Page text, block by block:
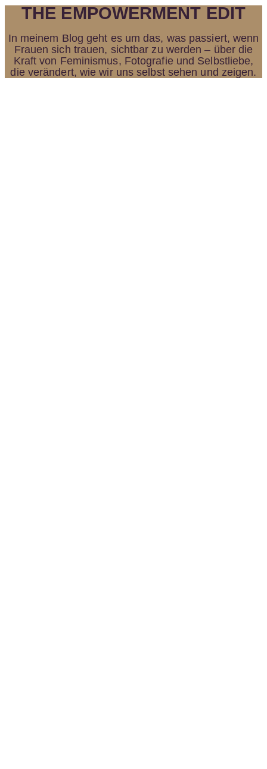
THE EMPOWERMENT EDIT
In meinem Blog geht es um das, was passiert, wenn
Frauen sich trauen, sichtbar zu werden – über die
Kraft von Feminismus, Fotografie und Selbstliebe,
die verändert, wie wir uns selbst sehen und zeigen.